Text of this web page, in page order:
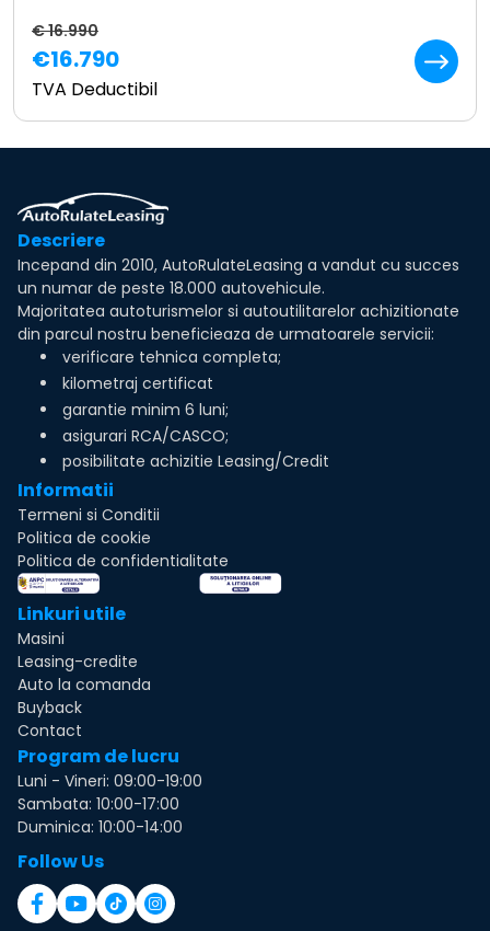
€ 16.990
€16.790
TVA Deductibil
Descriere
Incepand din 2010, AutoRulateLeasing a vandut cu succes
un numar de peste 18.000 autovehicule.
Majoritatea autoturismelor si autoutilitarelor achizitionate
din parcul nostru beneficieaza de urmatoarele servicii:
verificare tehnica completa;
kilometraj certificat
garantie minim 6 luni;
asigurari RCA/CASCO;
posibilitate achizitie Leasing/Credit
Informatii
Termeni si Conditii
Politica de cookie
Politica de confidentialitate
Linkuri utile
Masini
Leasing-credite
Auto la comanda
Buyback
Contact
Program de lucru
Luni - Vineri: 09:00-19:00
Sambata: 10:00-17:00
Duminica: 10:00-14:00
Follow Us